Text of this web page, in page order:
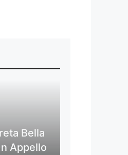
Bella
Appello